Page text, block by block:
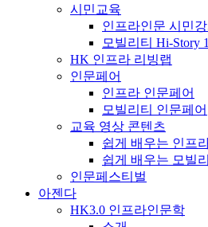
시민교육
인프라인문 시민
모빌리티 Hi-Story
HK 인프라 리빙랩
인문페어
인프라 인문페어
모빌리티 인문페어
교육 영상 콘텐츠
쉽게 배우는 인프
쉽게 배우는 모빌
인문페스티벌
아젠다
HK3.0 인프라인문학